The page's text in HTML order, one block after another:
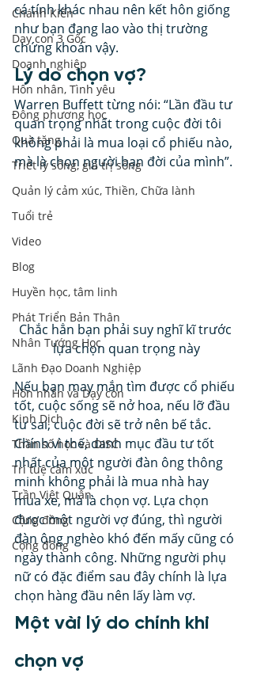
Chánh Kiến
Dạy con 3 Gốc
Doanh nghiệp
Hôn nhân, Tình yêu
Đông phương học
Quà tặng
Triết lý sống, giá trị sống
Quản lý cảm xúc, Thiền, Chữa lành
Tuổi trẻ
Video
Blog
Huyền học, tâm linh
Phát Triển Bản Thân
Nhân Tướng Học
Lãnh Đạo Doanh Nghiệp
Hôn nhân và Dạy con
Kinh Dịch
Thần số học và DISC
Trí tuệ cảm xúc
Trần Việt Quân
Cộng đồng
Cộng đồng
cá tính khác nhau nên kết hôn giống
như bạn đang lao vào thị trường
chứng khoán vậy.
Lý do chọn vợ?
Warren Buffett từng nói: “Lần đầu tư
quan trọng nhất trong cuộc đời tôi
không phải là mua loại cổ phiếu nào,
mà là chọn người bạn đời của mình”.
Chắc hẳn bạn phải suy nghĩ kĩ trước
lựa chọn quan trọng này
Nếu bạn may mắn tìm được cổ phiếu
tốt, cuộc sống sẽ nở hoa, nếu lỡ đầu
tư sai, cuộc đời sẽ trở nên bế tắc.
Chính vì thế, danh mục đầu tư tốt
nhất của một người đàn ông thông
minh không phải là mua nhà hay
mua xe, mà là chọn vợ. Lựa chọn
được một người vợ đúng, thì người
đàn ông nghèo khó đến mấy cũng có
ngày thành công. Những người phụ
nữ có đặc điểm sau đây chính là lựa
chọn hàng đầu nên lấy làm vợ.
Một vài lý do chính khi
chọn vợ